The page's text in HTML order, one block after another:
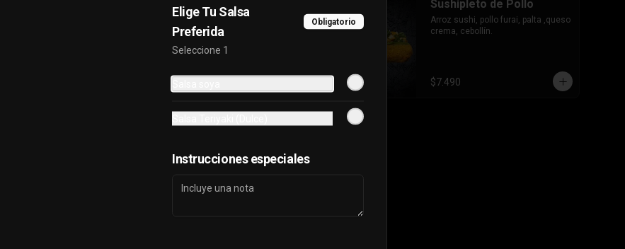
Sushipleto de Camarón
Arroz sushi, camaròn furai, palta
,queso crema, cebollín.
Sushipleto de Pollo
Arroz sushi, pollo furai, palta ,queso
crema, cebollín.
$7.490
Elige Tu Salsa
Preferida
Obligatorio
Seleccione 1
Instrucciones especiales